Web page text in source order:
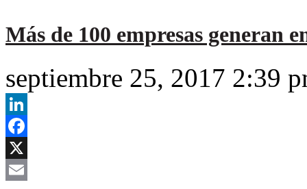
Más de 100 empresas generan
septiembre 25, 2017 2:39
LinkedIn
Facebook
X